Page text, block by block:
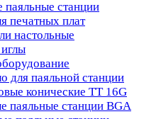
станции
печатных плат
настольные
для паяльной станции
конические TT 16G
паяльные станции BGA